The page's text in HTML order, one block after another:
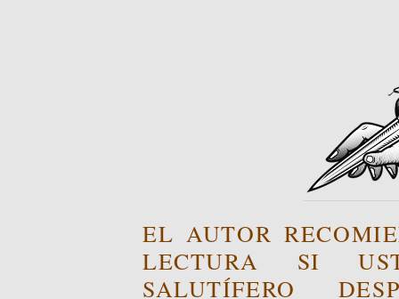
EL AUTOR
LECTURA SI
SALUTÍFERO